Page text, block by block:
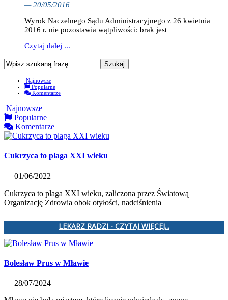
— 20/05/2016
Wyrok Naczelnego Sądu Administracyjnego z 26 kwietnia
2016 r. nie pozostawia wątpliwości: brak jest
Czytaj dalej ...
Najnowsze
Popularne
Komentarze
Najnowsze
Popularne
Komentarze
Cukrzyca to plaga XXI wieku
— 01/06/2022
Cukrzyca to plaga XXI wieku, zaliczona przez Światową
Organizację Zdrowia obok otyłości, nadciśnienia
LEKARZ RADZI - CZYTAJ WIĘCEJ...
Bolesław Prus w Mławie
— 28/07/2024